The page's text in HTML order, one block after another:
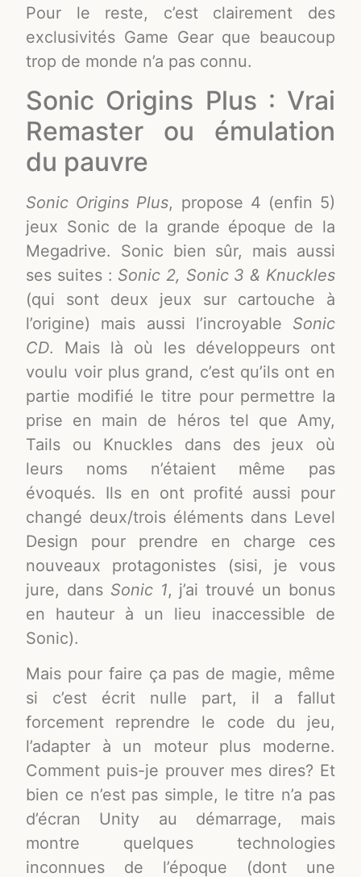
Pour le reste, c’est clairement des
exclusivités Game Gear que beaucoup
trop de monde n’a pas connu.
Sonic Origins Plus : Vrai
Remaster ou émulation
du pauvre
Sonic Origins Plus, propose 4 (enfin 5)
jeux Sonic de la grande époque de la
Megadrive. Sonic bien sûr, mais aussi
ses suites : Sonic 2, Sonic 3 & Knuckles
(qui sont deux jeux sur cartouche à
l’origine) mais aussi l’incroyable Sonic
CD. Mais là où les développeurs ont
voulu voir plus grand, c’est qu’ils ont en
partie modifié le titre pour permettre la
prise en main de héros tel que Amy,
Tails ou Knuckles dans des jeux où
leurs noms n’étaient même pas
évoqués. Ils en ont profité aussi pour
changé deux/trois éléments dans Level
Design pour prendre en charge ces
nouveaux protagonistes (sisi, je vous
jure, dans Sonic 1, j’ai trouvé un bonus
en hauteur à un lieu inaccessible de
Sonic).
Mais pour faire ça pas de magie, même
si c’est écrit nulle part, il a fallut
forcement reprendre le code du jeu,
l’adapter à un moteur plus moderne.
Comment puis-je prouver mes dires? Et
bien ce n’est pas simple, le titre n’a pas
d’écran Unity au démarrage, mais
montre quelques technologies
inconnues de l’époque (dont une